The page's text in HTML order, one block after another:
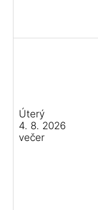
Úterý
4. 8. 2026
večer